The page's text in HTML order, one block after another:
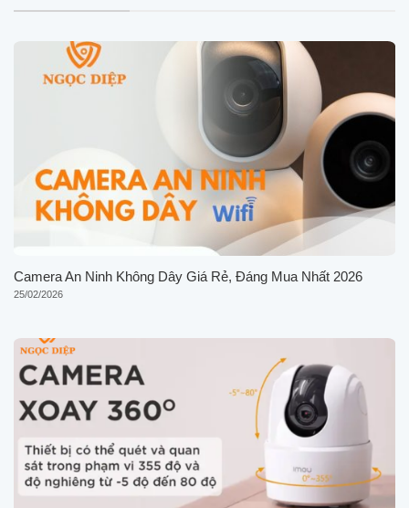
Camera An Ninh Không Dây Giá Rẻ, Đáng Mua Nhất 2026
25/02/2026